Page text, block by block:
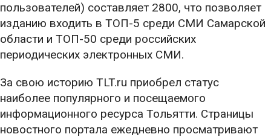
пользователей) составляет 2800, что позволяет
изданию входить в ТОП-5 среди СМИ Самарской
области и ТОП-50 среди российских
периодических электронных СМИ.
За свою историю TLT.ru приобрел статус
наиболее популярного и посещаемого
информационного ресурса Тольятти. Страницы
новостного портала ежедневно просматривают